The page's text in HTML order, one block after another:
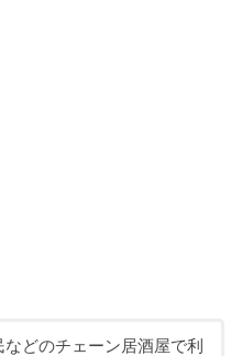
どのチェーン居酒屋で利